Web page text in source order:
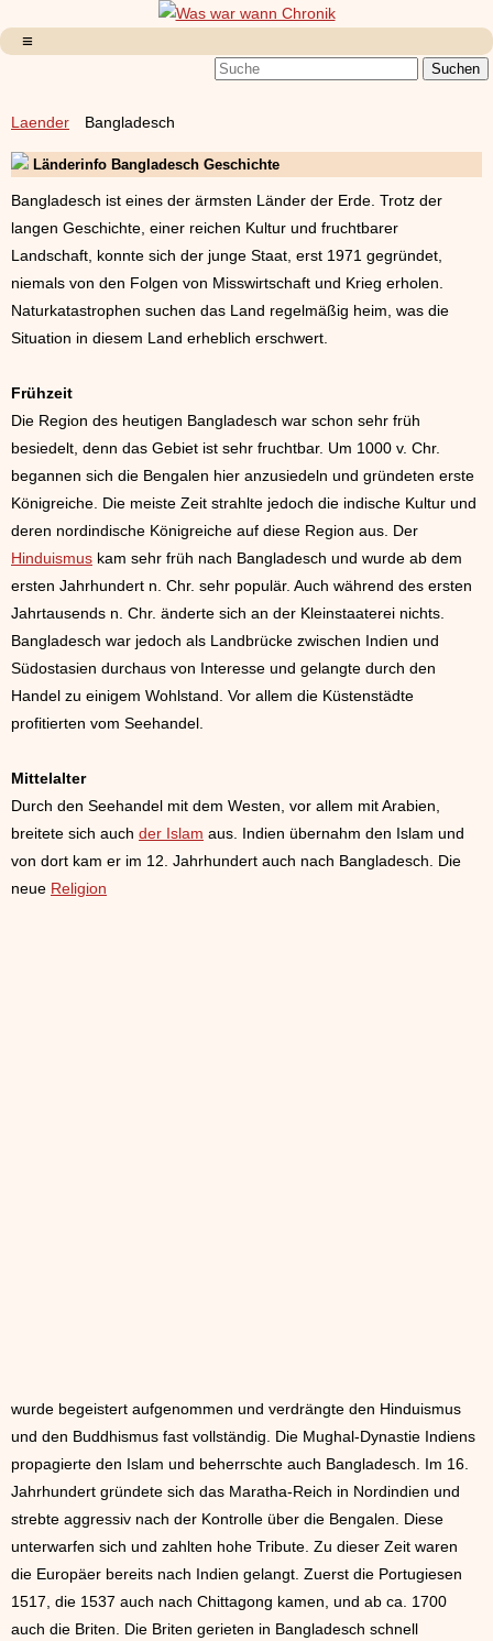
Laender Bangladesch
Länderinfo Bangladesch Geschichte
Bangladesch ist eines der ärmsten Länder der Erde. Trotz der
langen Geschichte, einer reichen Kultur und fruchtbarer
Landschaft, konnte sich der junge Staat, erst 1971 gegründet,
niemals von den Folgen von Misswirtschaft und Krieg erholen.
Naturkatastrophen suchen das Land regelmäßig heim, was die
Situation in diesem Land erheblich erschwert.
Frühzeit
Die Region des heutigen Bangladesch war schon sehr früh
besiedelt, denn das Gebiet ist sehr fruchtbar. Um 1000 v. Chr.
begannen sich die Bengalen hier anzusiedeln und gründeten erste
Königreiche. Die meiste Zeit strahlte jedoch die indische Kultur und
deren nordindische Königreiche auf diese Region aus. Der
Hinduismus kam sehr früh nach Bangladesch und wurde ab dem
ersten Jahrhundert n. Chr. sehr populär. Auch während des ersten
Jahrtausends n. Chr. änderte sich an der Kleinstaaterei nichts.
Bangladesch war jedoch als Landbrücke zwischen Indien und
Südostasien durchaus von Interesse und gelangte durch den
Handel zu einigem Wohlstand. Vor allem die Küstenstädte
profitierten vom Seehandel.
Mittelalter
Durch den Seehandel mit dem Westen, vor allem mit Arabien,
breitete sich auch der Islam aus. Indien übernahm den Islam und
von dort kam er im 12. Jahrhundert auch nach Bangladesch. Die
neue Religion
wurde begeistert aufgenommen und verdrängte den Hinduismus
und den Buddhismus fast vollständig. Die Mughal-Dynastie Indiens
propagierte den Islam und beherrschte auch Bangladesch. Im 16.
Jahrhundert gründete sich das Maratha-Reich in Nordindien und
strebte aggressiv nach der Kontrolle über die Bengalen. Diese
unterwarfen sich und zahlten hohe Tribute. Zu dieser Zeit waren
die Europäer bereits nach Indien gelangt. Zuerst die Portugiesen
1517, die 1537 auch nach Chittagong kamen, und ab ca. 1700
auch die Briten. Die Briten gerieten in Bangladesch schnell